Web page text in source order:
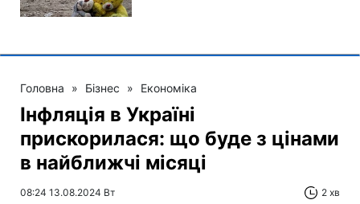
Головна » Бізнес » Економіка
Інфляція в Україні
прискорилася: що буде з цінами
в найближчі місяці
08:24 13.08.2024 Вт 2 хв